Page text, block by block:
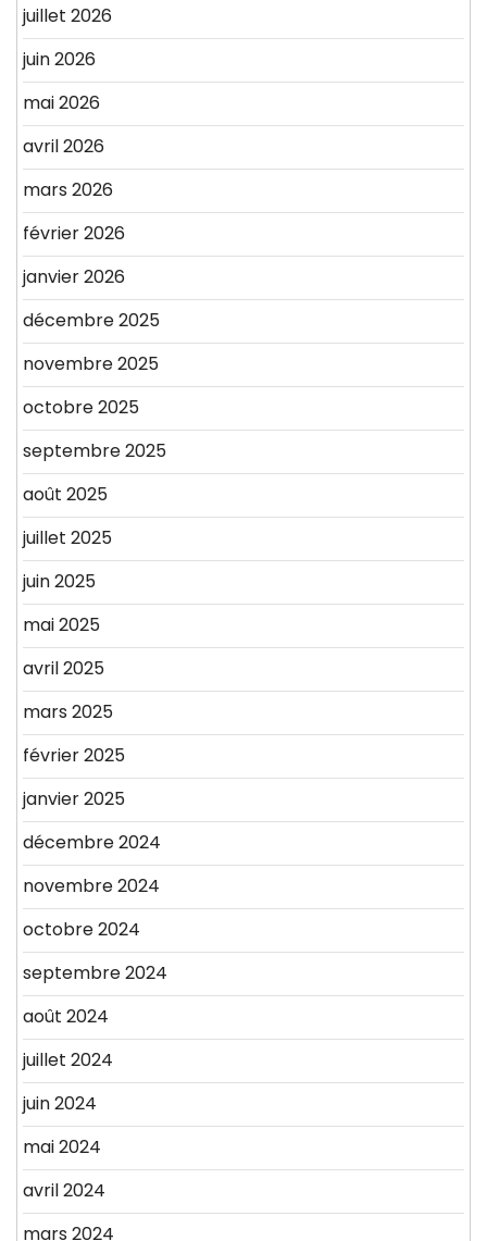
juillet 2026
juin 2026
mai 2026
avril 2026
mars 2026
février 2026
janvier 2026
décembre 2025
novembre 2025
octobre 2025
septembre 2025
août 2025
juillet 2025
juin 2025
mai 2025
avril 2025
mars 2025
février 2025
janvier 2025
décembre 2024
novembre 2024
octobre 2024
septembre 2024
août 2024
juillet 2024
juin 2024
mai 2024
avril 2024
mars 2024